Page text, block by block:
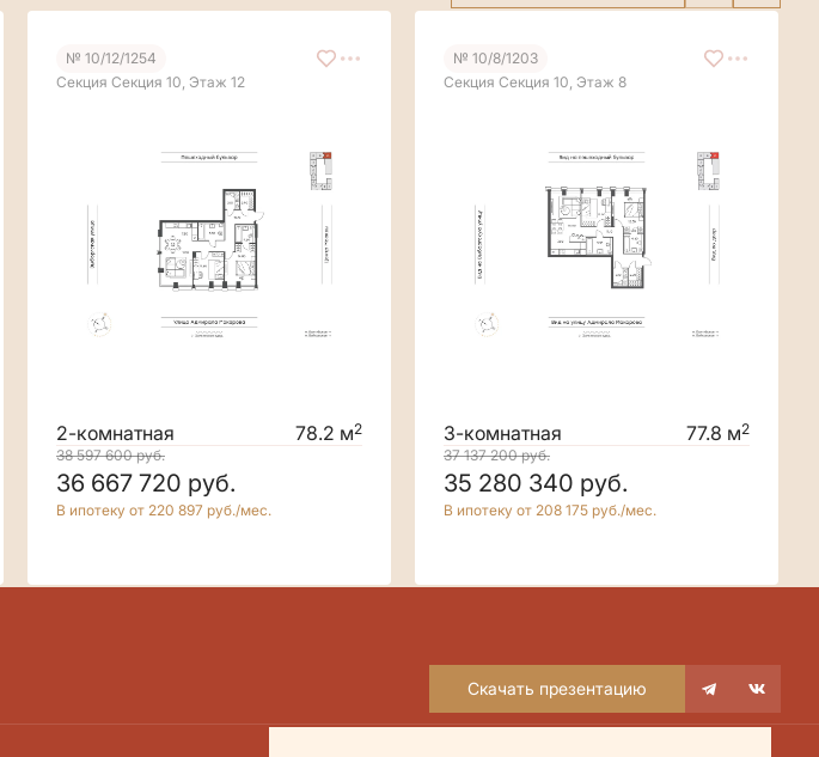
№ 10/12/1254
Секция Секция 10, Этаж 12
2-комнатная 78.2 м2
38 597 600руб.
36 667 720 руб.
В ипотеку от 220 897 руб./мес.
№ 10/8/1203
Секция Секция 10, Этаж 8
3-комнатная 77.8 м2
37 137 200руб.
35 280 340 руб.
В ипотеку от 208 175 руб./мес.
Скачать презентацию